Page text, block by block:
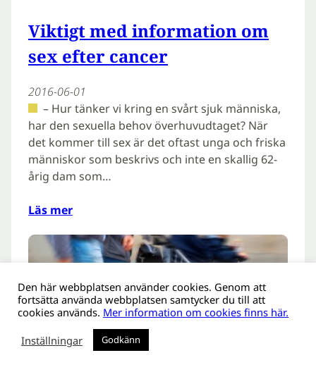
Viktigt med information om
sex efter cancer
2016-06-01
– Hur tänker vi kring en svårt sjuk människa,
har den sexuella behov överhuvudtaget? När
det kommer till sex är det oftast unga och friska
människor som beskrivs och inte en skallig 62-
årig dam som…
Läs mer
Den här webbplatsen använder cookies. Genom att
fortsätta använda webbplatsen samtycker du till att
cookies används. Mer information om cookies finns här.
Inställningar
Godkänn